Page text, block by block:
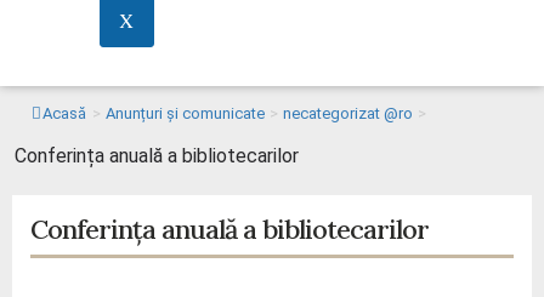
X
Acasă > Anunțuri și comunicate > necategorizat @ro >
Conferința anuală a bibliotecarilor
Conferința anuală a bibliotecarilor